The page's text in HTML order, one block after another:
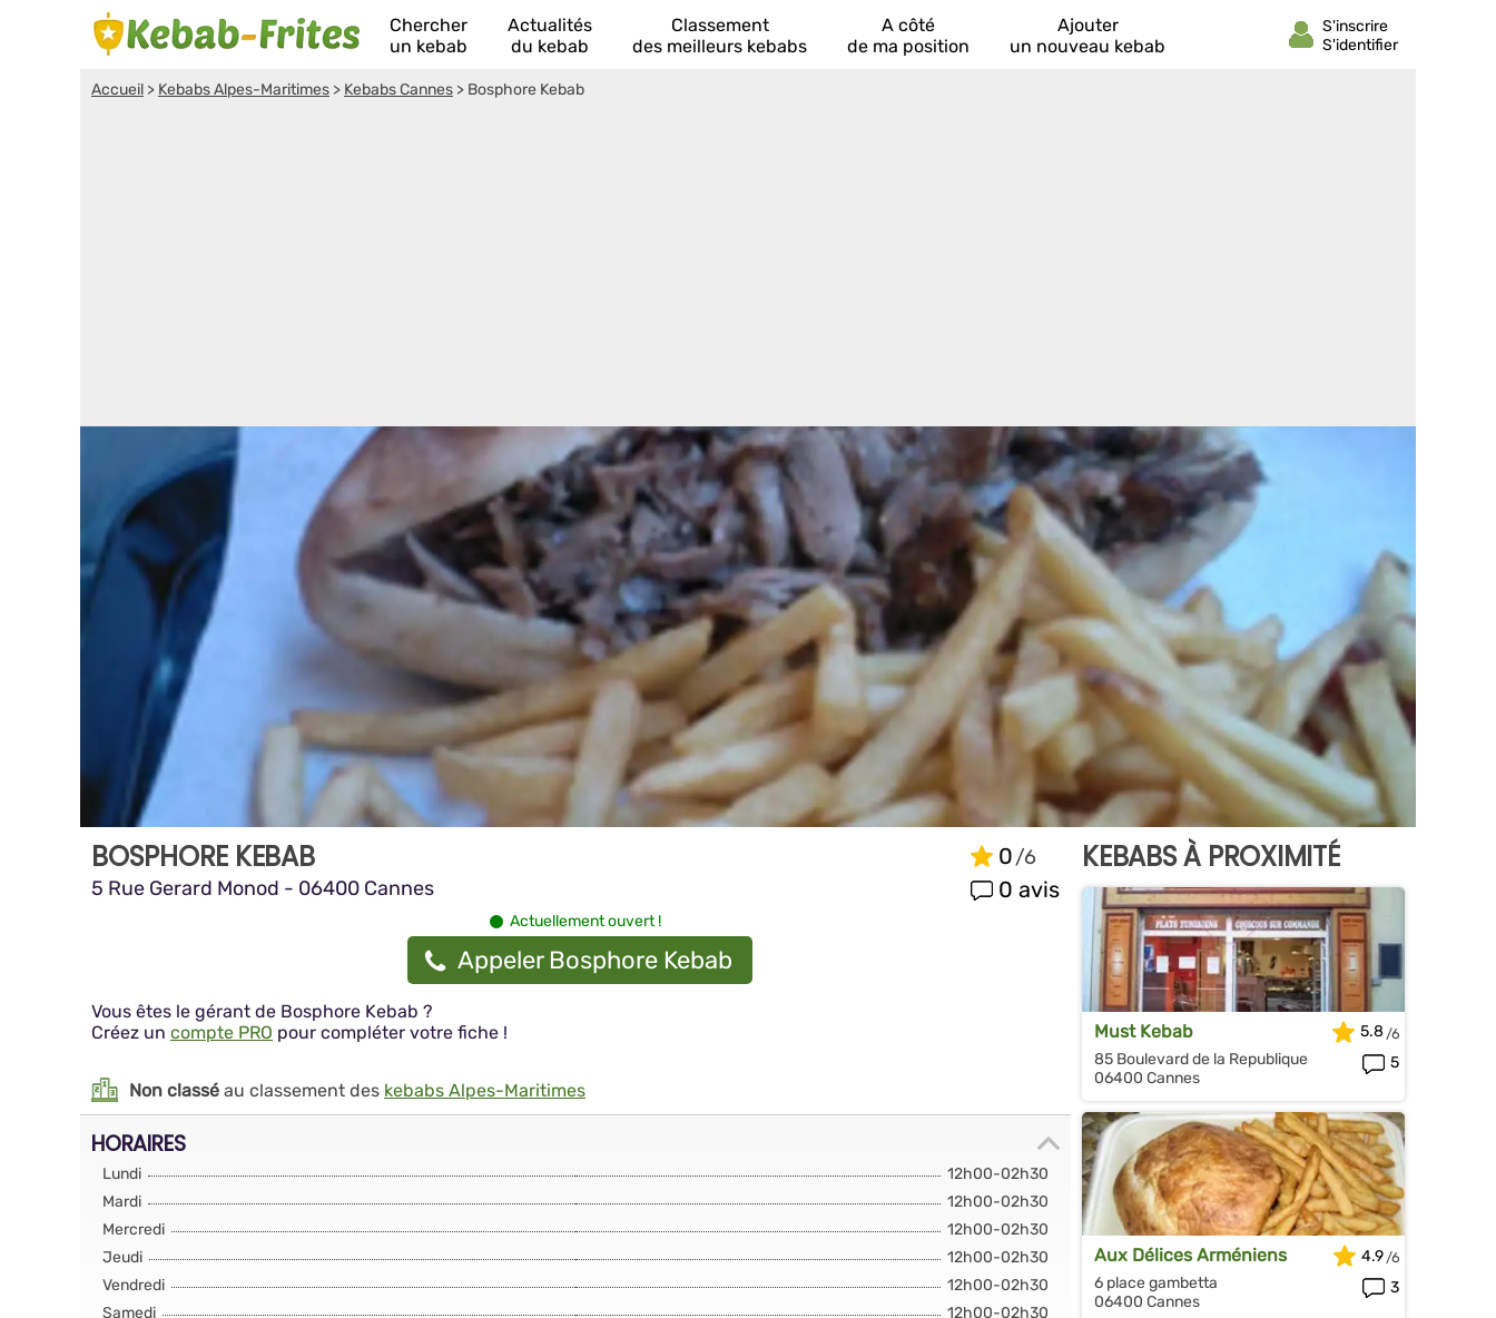
Chercher
un kebab
Actualités
du kebab
Classement
des meilleurs kebabs
A côté
de ma position
Ajouter
un nouveau kebab
Accueil > Kebabs Alpes-Maritimes > Kebabs Cannes > Bosphore Kebab
BOSPHORE KEBAB
5 Rue Gerard Monod - 06400 Cannes
0
0 avis
Actuellement ouvert !
Appeler Bosphore Kebab
Vous êtes le gérant de Bosphore Kebab ?
Créez un compte PRO pour compléter votre fiche !
Non classé au classement des kebabs Alpes-Maritimes
HORAIRES
Lundi
12h00-02h30
Mardi
12h00-02h30
Mercredi
12h00-02h30
Jeudi
12h00-02h30
Vendredi
12h00-02h30
Samedi
12h00-02h30
KEBABS À PROXIMITÉ
Must Kebab
85 Boulevard de la Republique
06400 Cannes
5.8
5
Aux Délices Arméniens
6 place gambetta
06400 Cannes
4.9
3